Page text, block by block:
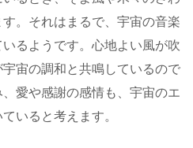
。それはまるで、宇宙の音楽
るようです。心地よい風が吹
宙の調和と共鳴しているので
愛や感謝の感情も、宇宙のエ
いると考えます。